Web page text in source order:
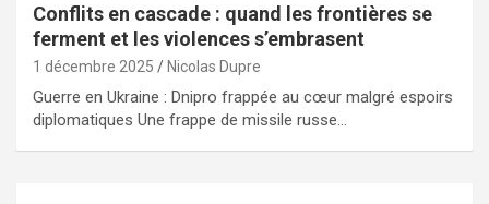
Conflits en cascade : quand les frontières se
ferment et les violences s’embrasent
1 décembre 2025 Nicolas Dupre
Guerre en Ukraine : Dnipro frappée au cœur malgré espoirs
diplomatiques Une frappe de missile russe…